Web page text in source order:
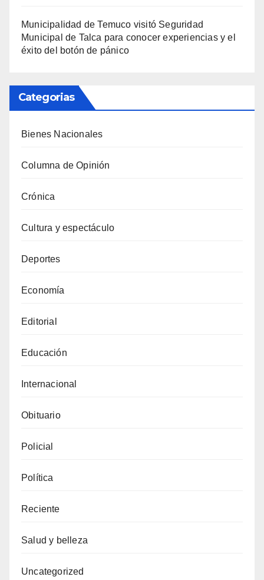
Municipalidad de Temuco visitó Seguridad
Municipal de Talca para conocer experiencias y el
éxito del botón de pánico
Categorias
Bienes Nacionales
Columna de Opinión
Crónica
Cultura y espectáculo
Deportes
Economía
Editorial
Educación
Internacional
Obituario
Policial
Política
Reciente
Salud y belleza
Uncategorized